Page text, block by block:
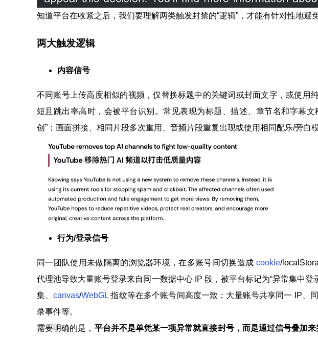
知道平台在收紧之后，我们要理解两类触发封禁的“逻辑”，才能有针对性地避
两大触发逻辑
内容信号
不同账号上传高度相似的视频，仅替换标题中的关键词或封面文字，或使用
短且跳出率高时，会被平台识别。常见表现为标题、描述、章节名和字幕
创”；画面拼接、相同片段多次重用、音频片段重复出现或使用相同配乐/旁白
行为/登录信号
同一团队使用未做隔离的浏览器环境，在多账号间切换造成 cookie/
代理池导致大量账号登录来自同一数据中心 IP 段，被平台标记为“异常集中登
集、canvas/WebGL 指纹等在多个账号间高度一致；大量账号共享同一 IP、
录事件等。
需要明确的是， 平台并不是单凭某一项异常就直接封号，而是通过信号叠加